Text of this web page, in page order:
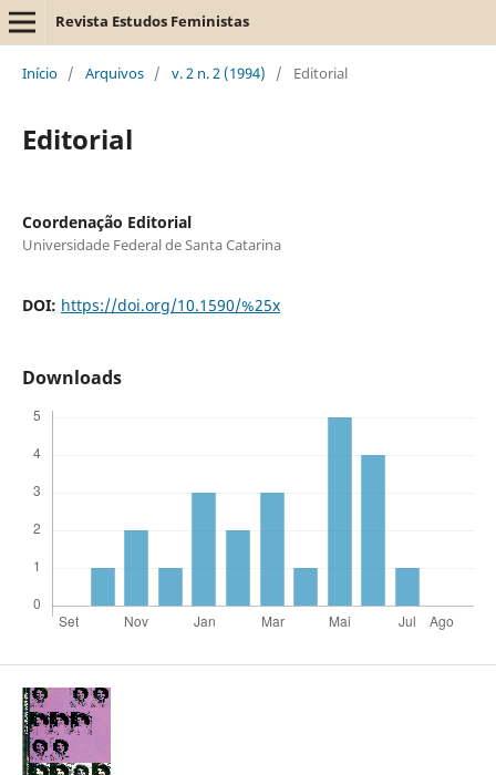
Revista Estudos Feministas
Início / Arquivos / v. 2 n. 2 (1994) / Editorial
Editorial
Coordenação Editorial
Universidade Federal de Santa Catarina
DOI: https://doi.org/10.1590/%25x
Downloads